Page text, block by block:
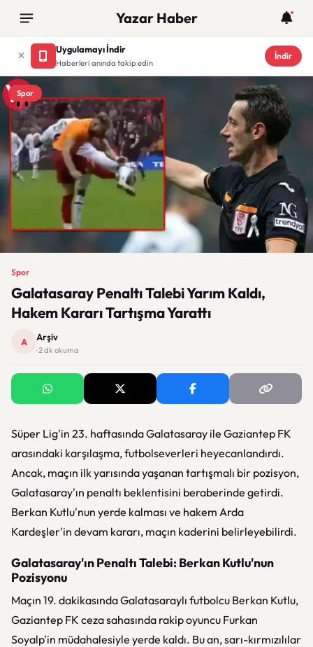
Yazar Haber
Uygulamayı İndir
Haberleri anında takip edin
İndir
Spor
Spor
Galatasaray Penaltı Talebi Yarım Kaldı,
Hakem Kararı Tartışma Yarattı
A Arşiv
· 2 dk okuma
Süper Lig'in 23. haftasında Galatasaray ile Gaziantep FK
arasındaki karşılaşma, futbolseverleri heyecanlandırdı.
Ancak, maçın ilk yarısında yaşanan tartışmalı bir pozisyon,
Galatasaray'ın penaltı beklentisini beraberinde getirdi.
Berkan Kutlu'nun yerde kalması ve hakem Arda
Kardeşler'in devam kararı, maçın kaderini belirleyebilirdi.
Galatasaray'ın Penaltı Talebi: Berkan Kutlu'nun
Pozisyonu
Maçın 19. dakikasında Galatasaraylı futbolcu Berkan Kutlu,
Gaziantep FK ceza sahasında rakip oyuncu Furkan
Soyalp'in müdahalesiyle yerde kaldı. Bu an, sarı-kırmızılılar